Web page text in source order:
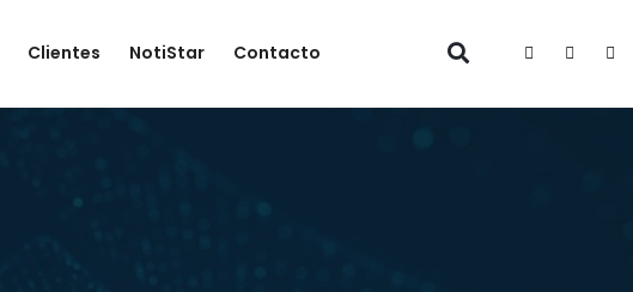
Clientes NotiStar Contacto